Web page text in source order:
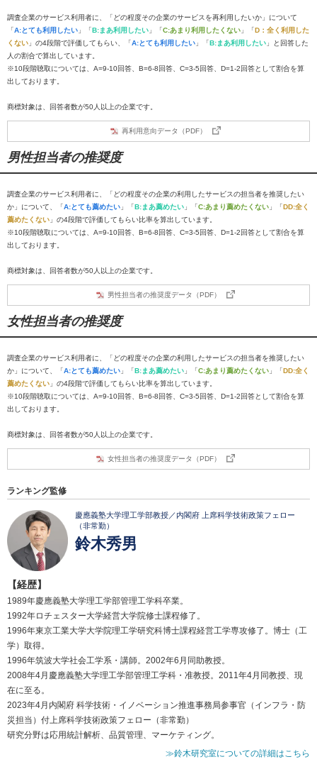
調査企業のサービス利用者に、「どの程度その企業のサービスを再利用したいか」について
「A:とても利用したい 」「B:まあ利用したい 」「C:あまり利用したくない 」「D：全く利用した
くない 」の4段階で評価してもらい、「A:とても利用したい 」「B:まあ利用したい 」と回答した
人の割合で算出しています。
※10段階聴取については、A=9-10回答、B=6-8回答、C=3-5回答、D=1-2回答として割合を算
出しております。
商標対象は、回答者数が50人以上の企業です。
再利用意向データ（PDF）
男性担当者の推奨度
調査企業のサービス利用者に、「どの程度その企業の利用したサービスの担当者を推奨したい
か」について、「A:とても薦めたい 」「B:まあ薦めたい 」「C:あまり薦めたくない 」「DD:全く
薦めたくない 」の4段階で評価してもらい比率を算出しています。
※10段階聴取については、A=9-10回答、B=6-8回答、C=3-5回答、D=1-2回答として割合を算
出しております。
商標対象は、回答者数が50人以上の企業です。
男性担当者の推奨度データ（PDF）
女性担当者の推奨度
調査企業のサービス利用者に、「どの程度その企業の利用したサービスの担当者を推奨したい
か」について、「A:とても薦めたい 」「B:まあ薦めたい 」「C:あまり薦めたくない 」「DD:全く
薦めたくない 」の4段階で評価してもらい比率を算出しています。
※10段階聴取については、A=9-10回答、B=6-8回答、C=3-5回答、D=1-2回答として割合を算
出しております。
商標対象は、回答者数が50人以上の企業です。
女性担当者の推奨度データ（PDF）
ランキング監修
慶應義塾大学理工学部教授／内閣府 上席科学技術政策フェロー
（非常勤）
鈴木秀男
【経歴】
1989年慶應義塾大学理工学部管理工学科卒業。
1992年ロチェスター大学経営大学院修士課程修了。
1996年東京工業大学大学院理工学研究科博士課程経営工学専攻修了。博士（工
学）取得。
1996年筑波大学社会工学系・講師。2002年6月同助教授。
2008年4月慶應義塾大学理工学部管理工学科・准教授。2011年4月同教授、現
在に至る。
2023年4月内閣府 科学技術・イノベーション推進事務局参事官（インフラ・防
災担当）付上席科学技術政策フェロー（非常勤）
研究分野は応用統計解析、品質管理、マーケティング。
≫鈴木研究室についての詳細はこちら